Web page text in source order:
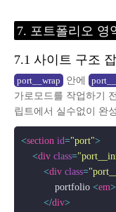
7. 포트폴리오 영
7.1 사이트 구조 잡
port__wrap 안에
가로모드를 작업하기
립트에서 실수없이 완
<section id="port">
<div class=
<div class=
            portfolio
<em>
</div>